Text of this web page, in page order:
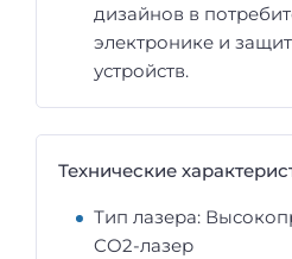
дизайнов в
электронике и
устройств.
Технические
Тип лазера:
CO2-лазер